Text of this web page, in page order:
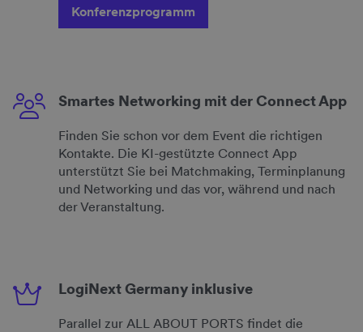
Konferenzprogramm
Smartes Networking mit der Connect App
Finden Sie schon vor dem Event die richtigen
Kontakte. Die KI-gestützte Connect App
unterstützt Sie bei Matchmaking, Terminplanung
und Networking und das vor, während und nach
der Veranstaltung.
LogiNext Germany inklusive
Parallel zur ALL ABOUT PORTS findet die